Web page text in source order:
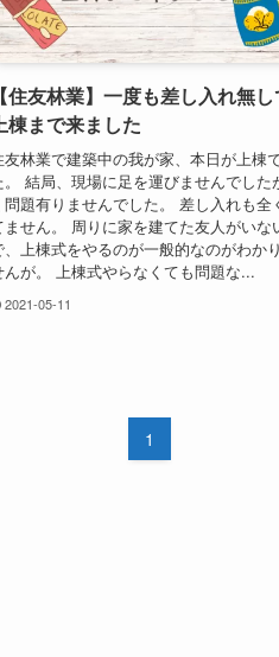
【住友林業】一度も差し入れ無
棟まで来ました
友林業で建築中の我が家、本日が上棟
。 結局、現場に足を運びませんでした
問題有りませんでした。 差し入れも全
ません。 周りに家を建てた友人がいな
、上棟式をやるのが一般的なのがわか
んが。 上棟式やらなくても問題な...
2021-05-11
1